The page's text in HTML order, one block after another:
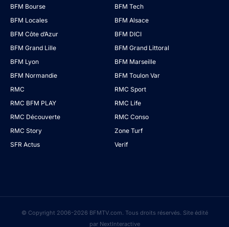
BFM Bourse
BFM Tech
BFM Locales
BFM Alsace
BFM Côte d’Azur
BFM DICI
BFM Grand Lille
BFM Grand Littoral
BFM Lyon
BFM Marseille
BFM Normandie
BFM Toulon Var
RMC
RMC Sport
RMC BFM PLAY
RMC Life
RMC Découverte
RMC Conso
RMC Story
Zone Turf
SFR Actus
Verif
© Copyright 2006-2026 BFMTV.com. Tous droits réservés. Site édité
par NextInteractive